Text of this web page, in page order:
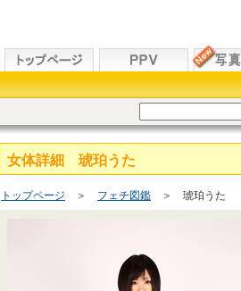
女体詳細 琥珀うた
トップページ ＞ フェチ図鑑 ＞ 琥珀うた